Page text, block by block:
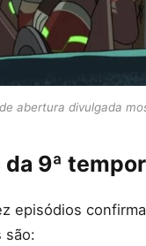
abertura divulgada
9ª
episódios
são: